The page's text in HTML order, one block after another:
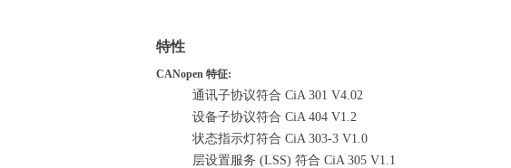
特性
CANopen 特征:
通讯子协议符合 CiA 301 V4.02
设备子协议符合 CiA 404 V1.2
状态指示灯符合 CiA 303-3 V1.0
层设置服务 (LSS) 符合 CiA 305 V1.1